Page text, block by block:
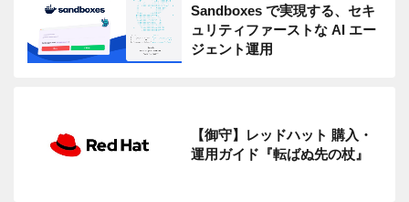
Sandboxes で実現する、セキ
ュリティファーストな AI エー
ジェント運用
【御守】レッドハット 購入・
運用ガイド『転ばぬ先の杖』